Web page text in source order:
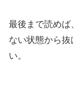
最後まで読めば
ない状態から抜
い。